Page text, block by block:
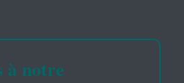
à notre